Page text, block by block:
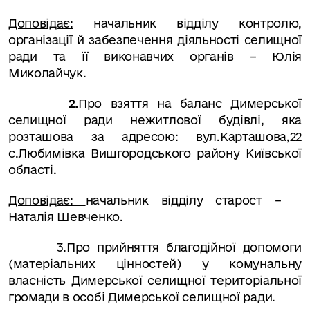
Доповідає:
начальник відділу контролю,
організації й забезпечення діяльності селищної
ради та її виконавчих органів – Юлія
Миколайчук.
2.Про взяття на баланс Димерської
селищної ради нежитлової будівлі, яка
розташова за адресою: вул.Карташова,22
с.Любимівка Вишгородського району Київської
області.
Доповідає: начальник відділу старост –
Наталія Шевченко.
3.Про прийняття благодійної допомоги
(матеріальних цінностей) у комунальну
власність Димерської селищної територіальної
громади в особі Димерської селищної ради.